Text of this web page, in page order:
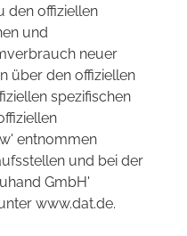
den offiziellen
und
neuer
über den offiziellen
spezifischen
entnommen
und bei der
GmbH'
www.dat.de.